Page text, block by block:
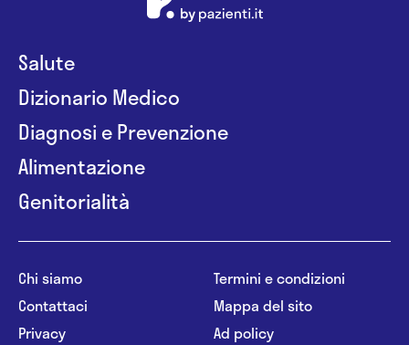
Salute
Dizionario Medico
Diagnosi e Prevenzione
Alimentazione
Genitorialità
Chi siamo
Contattaci
Privacy
Termini e condizioni
Mappa del sito
Ad policy